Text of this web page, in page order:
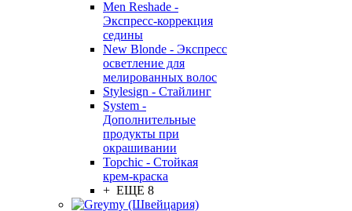
Men Reshade -
Экспресс-коррекция
седины
New Blonde - Экспресс
осветление для
мелированных волос
Stylesign - Стайлинг
System -
Дополнительные
продукты при
окрашивании
Topchic - Стойкая
крем-краска
+ ЕЩЕ 8